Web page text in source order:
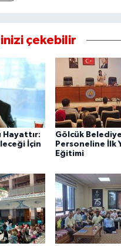
çekebilir
Hayattır:
İçin
Gölcük
Personeline İlk
Eğitimi